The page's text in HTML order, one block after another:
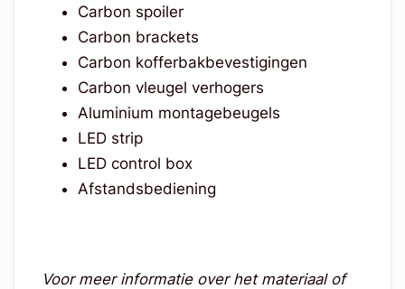
Carbon spoiler
Carbon brackets
Carbon kofferbakbevestigingen
Carbon vleugel verhogers
Aluminium montagebeugels
LED strip
LED control box
Afstandsbediening
Voor meer informatie over het materiaal of